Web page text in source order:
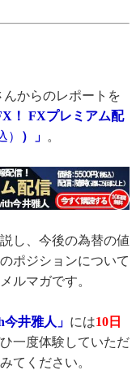
んからのレポートを
！ FXプレミアム配
） ）」 。
し、今後の為替の値
ポジションについて
ルマガです。
井雅人」 には10日
一度体験していただ
てください。